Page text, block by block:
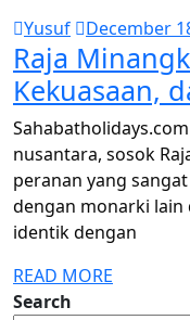
Yusuf December
Raja
Kekuasaan,
nusantara, sosok
peranan yang
dengan monarki lain
identik dengan
READ MORE
Search